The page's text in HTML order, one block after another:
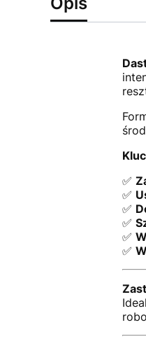
✅
✅
✅
✅
✅
✅